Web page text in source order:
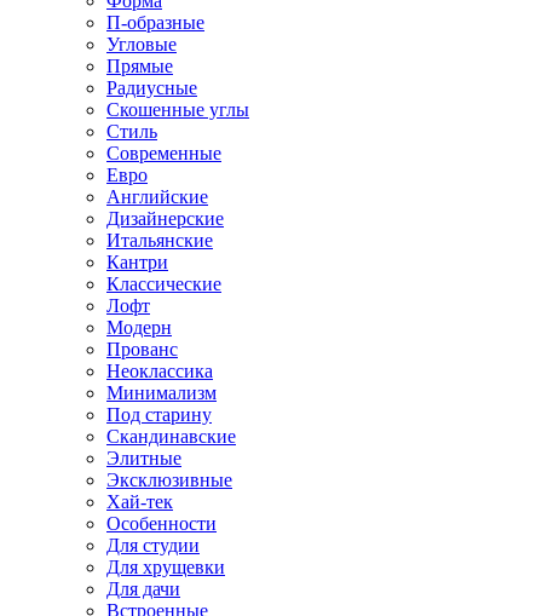
П-образные
Угловые
Прямые
Радиусные
Скошенные углы
Стиль
Современные
Евро
Английские
Дизайнерские
Итальянские
Кантри
Классические
Лофт
Модерн
Прованс
Неоклассика
Минимализм
Под старину
Скандинавские
Элитные
Эксклюзивные
Хай-тек
Особенности
Для студии
Для хрущевки
Для дачи
Встроенные